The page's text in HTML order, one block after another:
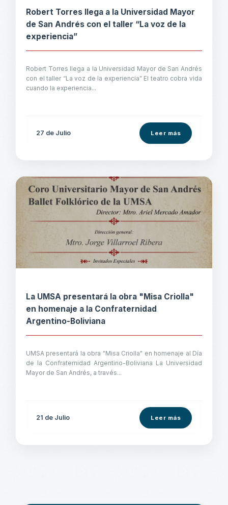
Robert Torres llega a la Universidad Mayor
de San Andrés con el taller “La voz de la
experiencia”
Robert Torres llega a la Universidad Mayor de San Andrés
con el taller “La voz de la experiencia” El teatro cobra vida
cuando la experiencia...
27 de Julio Leer más
La UMSA presentará la obra "Misa Criolla"
en homenaje a la Confraternidad
Argentino-Boliviana
UMSA presentará la obra "Misa Criolla" en homenaje al Día
de la Confraternidad Argentino-Boliviana La Universidad
Mayor de San Andrés, a través...
21 de Julio Leer más